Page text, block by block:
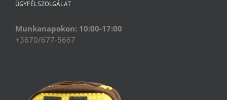
ÜGYFÉLSZOLGÁLAT
Munkanapokon: 10:00-17:00
+3670/677-5667